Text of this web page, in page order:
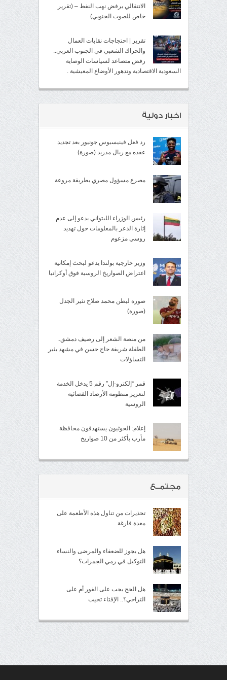
الانتقالي يرفض نهب النفط – (تقرير
خاص للصوت الجنوبي)
تقرير | احتجاجات نقابات العمال
والحراك الشعبي في الجنوب العربي..
رفض متصاعد لسياسات الوصاية
السعودية الاقتصادية وتدهور الأوضاع المعيشية .
اخبار دولية
رد فعل فينيسيوس جونيور بعد تجديد
عقده مع ريال مدريد (صورة)
مصرع مسؤول مصري بطريقة مروعة
رئيس الوزراء الليتواني يدعو إلى عدم
إثارة الذعر بالمعلومات حول تهديد
روسي مزعوم
وزير خارجية بولندا يدعو لبحث إمكانية
اعتراض الصواريخ الروسية فوق أوكرانيا
صورة لبطن محمد صلاح تثير الجدل
(صورة)
من منصة الشعر إلى رصيف دمشق..
الطفلة شريفة حاج حسن في مشهد يثير
التساؤلات
قمر “إلكترو-إل” رقم 5 يدخل الخدمة
لتعزيز منظومة الأرصاد الفضائية
الروسية
إعلام: الحوثيون يستهدفون محافظة
مأرب بأكثر من 10 صواريخ
مجتمــع
تحذيرات من تناول هذه الأطعمة على
معدة فارغة
هل يجوز للضعفاء والمرضى والنساء
التوكيل في رمي الجمرات؟
هل الحج يجب على الفور أم على
التراخي؟.. الإفتاء تجيب